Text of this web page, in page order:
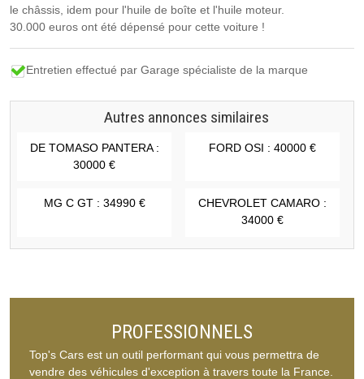
le châssis, idem pour l'huile de boîte et l'huile moteur.
30.000 euros ont été dépensé pour cette voiture !
Entretien effectué par Garage spécialiste de la marque
Autres annonces similaires
DE TOMASO PANTERA :
30000 €
FORD OSI : 40000 €
MG C GT : 34990 €
CHEVROLET CAMARO :
34000 €
PROFESSIONNELS
Top's Cars est un outil performant qui vous permettra de
vendre des véhicules d'exception à travers toute la France.